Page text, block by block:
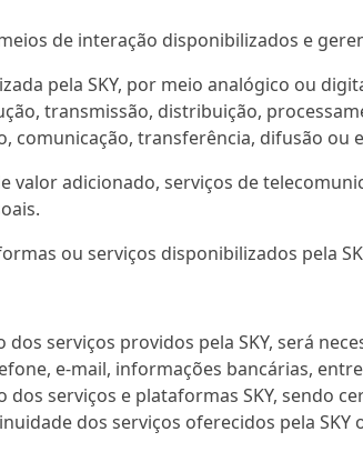
de interação disponibilizados e
pela SKY, por meio analógico ou
transmissão, distribuição,
comunicação, transferência, difusão ou
valor adicionado, serviços de
ou serviços disponibilizados pela
serviços providos pela SKY, será
e-mail, informações bancárias,
serviços e plataformas SKY, sendo
dos serviços oferecidos pela